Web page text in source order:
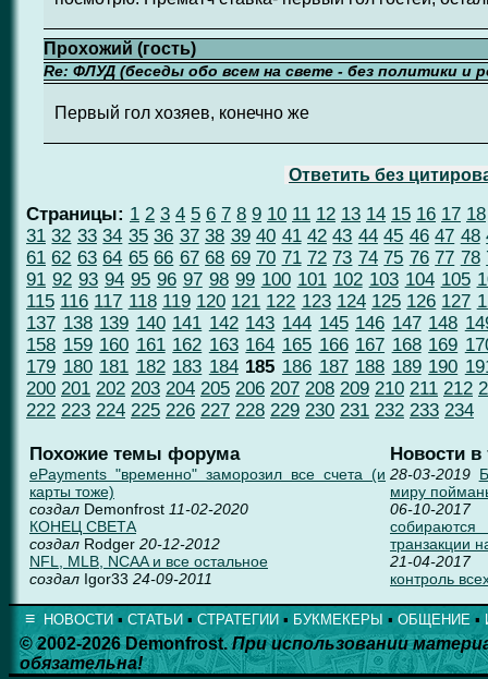
Прохожий (гость)
Re: ФЛУД (беседы обо всем на свете - без политики и
Первый гол хозяев, конечно же
Ответить без
Страницы: 1 2 3 4 5 6 7 8 9 10 11 12 13 14 15 16 17 18
31 32 33 34 35 36 37 38 39 40 41 42 43 44 45 46 47 48
61 62 63 64 65 66 67 68 69 70 71 72 73 74 75 76 77 78
91 92 93 94 95 96 97 98 99 100 101 102 103 104 105
115 116 117 118 119 120 121 122 123 124 125 126 127
137 138 139 140 141 142 143 144 145 146 147 148
158 159 160 161 162 163 164 165 166 167 168 169
179 180 181 182 183 184 185 186 187 188 189 190
200 201 202 203 204 205 206 207 208 209 210 211 212
222 223 224 225 226 227 228 229 230 231 232 233 234
Похожие темы форума
ePayments "временно" заморозил все счета (и
карты тоже)
создал Demonfrost 11-02-2020
КОНЕЦ СВЕТА
создал Rodger 20-12-2012
NFL, MLB, NCAA и все остальное
создал Igor33 24-09-2011
Новости в
28-03-2019
миру
06-10-2017
транзакции
21-04-2017
контроль
≡ НОВОСТИ ▪ СТАТЬИ ▪ СТРАТЕГИИ ▪ БУКМЕКЕРЫ ▪ ОБЩЕНИЕ ▪
© 2002-2026 Demonfrost.При использовании
обязательна!